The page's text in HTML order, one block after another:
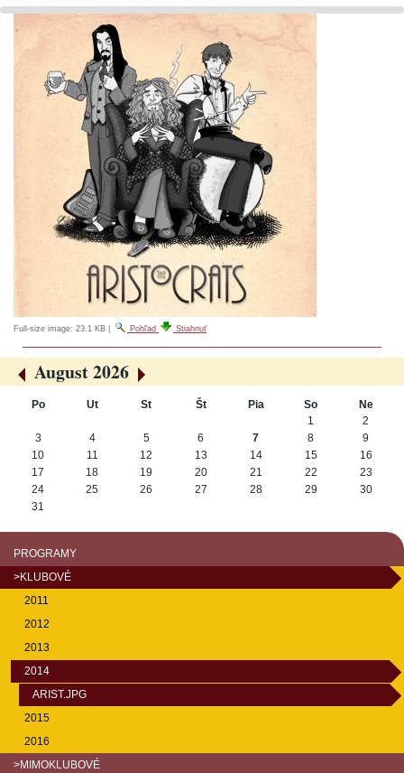
Full-size image: 23.1 KB Pohľad Stiahnuť
«
August 2026
»
Po Ut St Št Pia So
Ne
1
2
3
4 5 6 7 8
9
10
11 12 13 14 15
16
17
18 19 20 21 22
23
24
25 26 27 28 29
30
31
PROGRAMY
>KLUBOVÉ
2011
2012
2013
2014
ARIST.JPG
2015
2016
>MIMOKLUBOVÉ